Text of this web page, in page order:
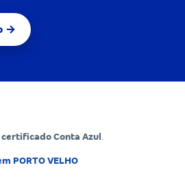
→
Conta Azul
PORTO VELHO